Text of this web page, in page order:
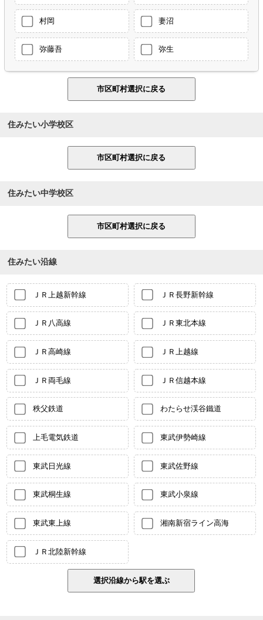
村岡 妻沼
弥藤吾 弥生
住みたい小学校区
住みたい中学校区
住みたい沿線
ＪＲ上越新幹線 ＪＲ長野新幹線
ＪＲ八高線 ＪＲ東北本線
ＪＲ高崎線 ＪＲ上越線
ＪＲ両毛線 ＪＲ信越本線
秩父鉄道 わたらせ渓谷鐵道
上毛電気鉄道 東武伊勢崎線
東武日光線 東武佐野線
東武桐生線 東武小泉線
東武東上線 湘南新宿ライン高海
ＪＲ北陸新幹線